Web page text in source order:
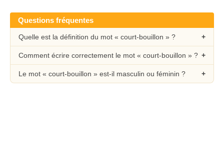
Questions fréquentes
Quelle est la définition du mot « court-bouillon » ?
Comment écrire correctement le mot « court-bouillon » ?
Le mot « court-bouillon » est-il masculin ou féminin ?